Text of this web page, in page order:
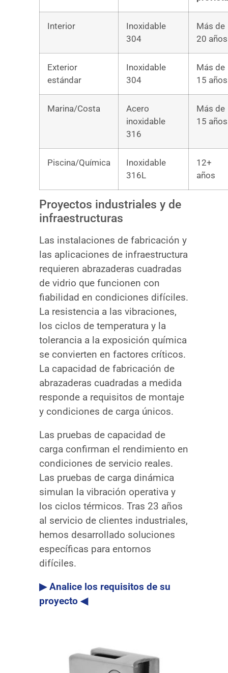
Interior
Inoxidable
304
Más de
20 años
Exterior
estándar
Inoxidable
304
Más de
15 años
Marina/Costa
Acero
inoxidable
316
Más de
15 años
Piscina/Química
Inoxidable
316L
12+
años
Proyectos industriales y de
infraestructuras
Las instalaciones de fabricación y
las aplicaciones de infraestructura
requieren abrazaderas cuadradas
de vidrio que funcionen con
fiabilidad en condiciones difíciles.
La resistencia a las vibraciones,
los ciclos de temperatura y la
tolerancia a la exposición química
se convierten en factores críticos.
La capacidad de fabricación de
abrazaderas cuadradas a medida
responde a requisitos de montaje
y condiciones de carga únicos.
Las pruebas de capacidad de
carga confirman el rendimiento en
condiciones de servicio reales.
Las pruebas de carga dinámica
simulan la vibración operativa y
los ciclos térmicos. Tras 23 años
al servicio de clientes industriales,
hemos desarrollado soluciones
específicas para entornos
difíciles.
▶ Analice los requisitos de su
proyecto ◀